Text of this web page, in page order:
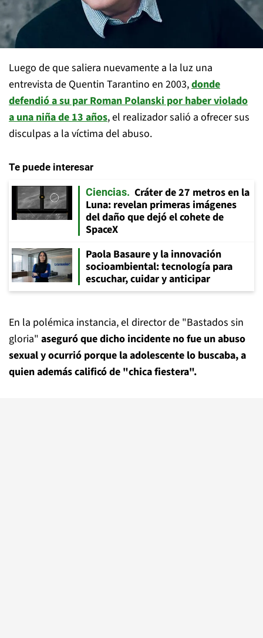
Luego de que saliera nuevamente a la luz una
entrevista de Quentin Tarantino en 2003,donde
defendió a su par Roman Polanski por haber violado
a una niña de 13 años, el realizador salió a ofrecer sus
disculpas a la víctima del abuso.
Te puede interesar
Ciencias
Cráter de 27 metros en la
Luna: revelan primeras imágenes
del daño que dejó el cohete de
SpaceX
Paola Basaure y la innovación
socioambiental: tecnología para
escuchar, cuidar y anticipar
En la polémica instancia, el director de "Bastados sin
gloria" aseguró que dicho incidente no fue un abuso
sexual y ocurrió porque la adolescente lo buscaba, a
quien además calificó de "chica fiestera".